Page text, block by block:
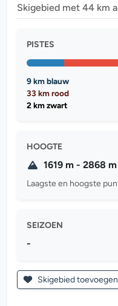
Skigebied met 44 km
PISTES
9 km blauw
33 km rood
2 km zwart
HOOGTE
1619 m - 2868 m
Laagste en hoogste
SEIZOEN
-
Skigebied